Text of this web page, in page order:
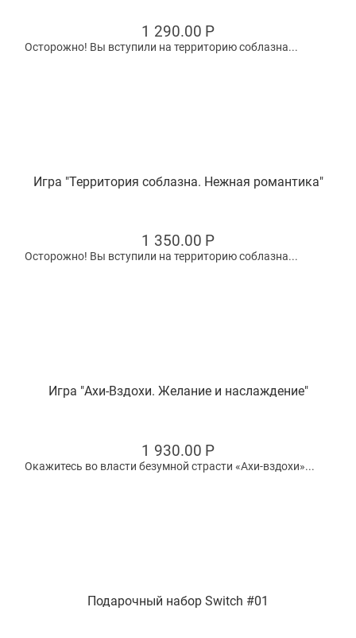
1 290.00 Р
Осторожно! Вы вступили на территорию соблазна...
Игра "Территория соблазна. Нежная романтика"
1 350.00 Р
Осторожно! Вы вступили на территорию соблазна...
Игра "Ахи-Вздохи. Желание и наслаждение"
1 930.00 Р
Окажитесь во власти безумной страсти «Ахи-вздохи»...
Подарочный набор Switch #01